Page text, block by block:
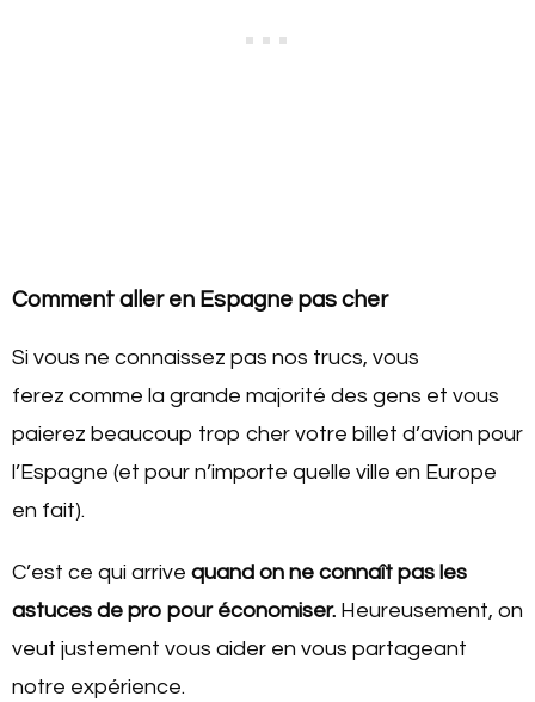
Comment aller en Espagne pas cher
Si vous ne connaissez pas nos trucs, vous
ferez comme la grande majorité des gens et vous
paierez beaucoup trop cher votre billet d’avion pour
l’Espagne (et pour n’importe quelle ville en Europe
en fait).
C’est ce qui arrive quand on ne connaît pas les
astuces de pro pour économiser. Heureusement, on
veut justement vous aider en vous partageant
notre expérience.